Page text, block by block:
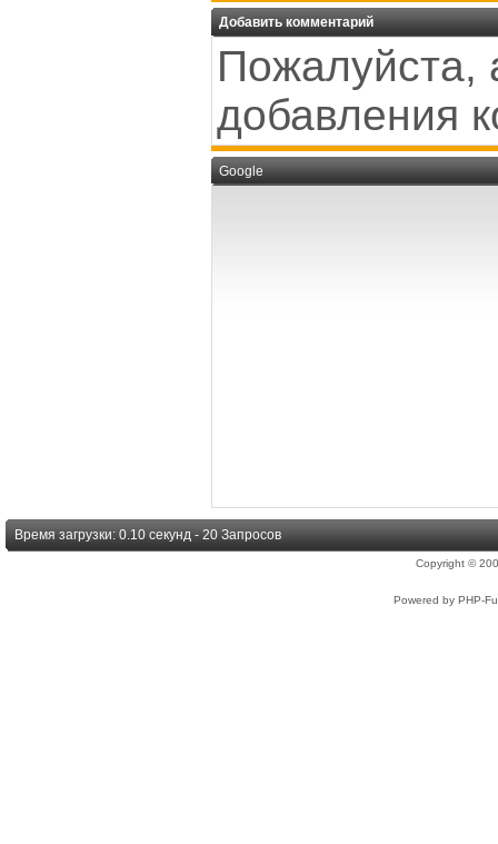
Добавить комментарий
Пожалуйста,
добавления
Google
Время загрузки: 0.10 секунд - 20 Запросов
Copyright ©
Powered by PHP-